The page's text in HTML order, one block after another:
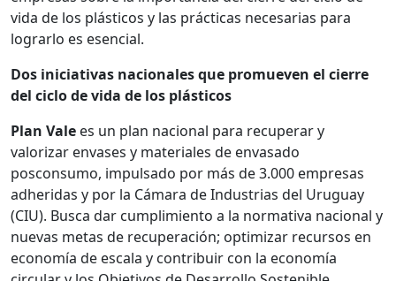
vida de los plásticos y las prácticas necesarias para
lograrlo es esencial.
Dos iniciativas nacionales que promueven el cierre
del ciclo de vida de los plásticos
Plan Vale es un plan nacional para recuperar y
valorizar envases y materiales de envasado
posconsumo, impulsado por más de 3.000 empresas
adheridas y por la Cámara de Industrias del Uruguay
(CIU). Busca dar cumplimiento a la normativa nacional y
nuevas metas de recuperación; optimizar recursos en
economía de escala y contribuir con la economía